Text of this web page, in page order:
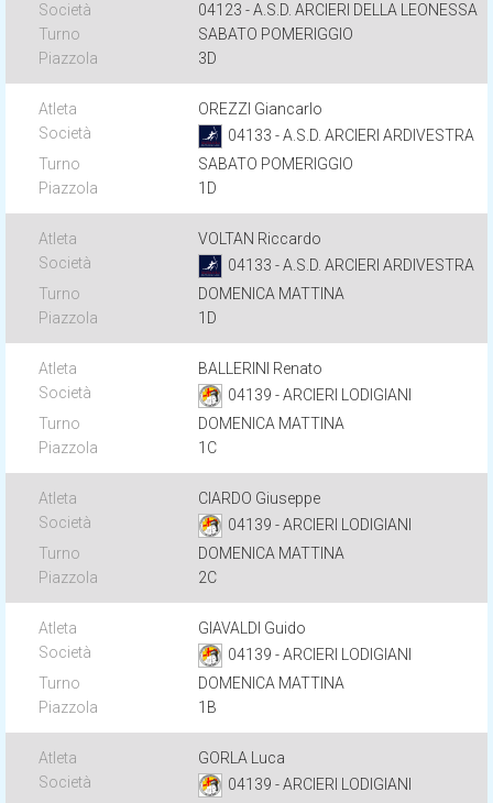
04123 - A.S.D. ARCIERI DELLA LEONESSA
SABATO POMERIGGIO
3D
OREZZI Giancarlo
04133 - A.S.D. ARCIERI ARDIVESTRA
SABATO POMERIGGIO
1D
VOLTAN Riccardo
04133 - A.S.D. ARCIERI ARDIVESTRA
DOMENICA MATTINA
1D
BALLERINI Renato
04139 - ARCIERI LODIGIANI
DOMENICA MATTINA
1C
CIARDO Giuseppe
04139 - ARCIERI LODIGIANI
DOMENICA MATTINA
2C
GIAVALDI Guido
04139 - ARCIERI LODIGIANI
DOMENICA MATTINA
1B
GORLA Luca
04139 - ARCIERI LODIGIANI